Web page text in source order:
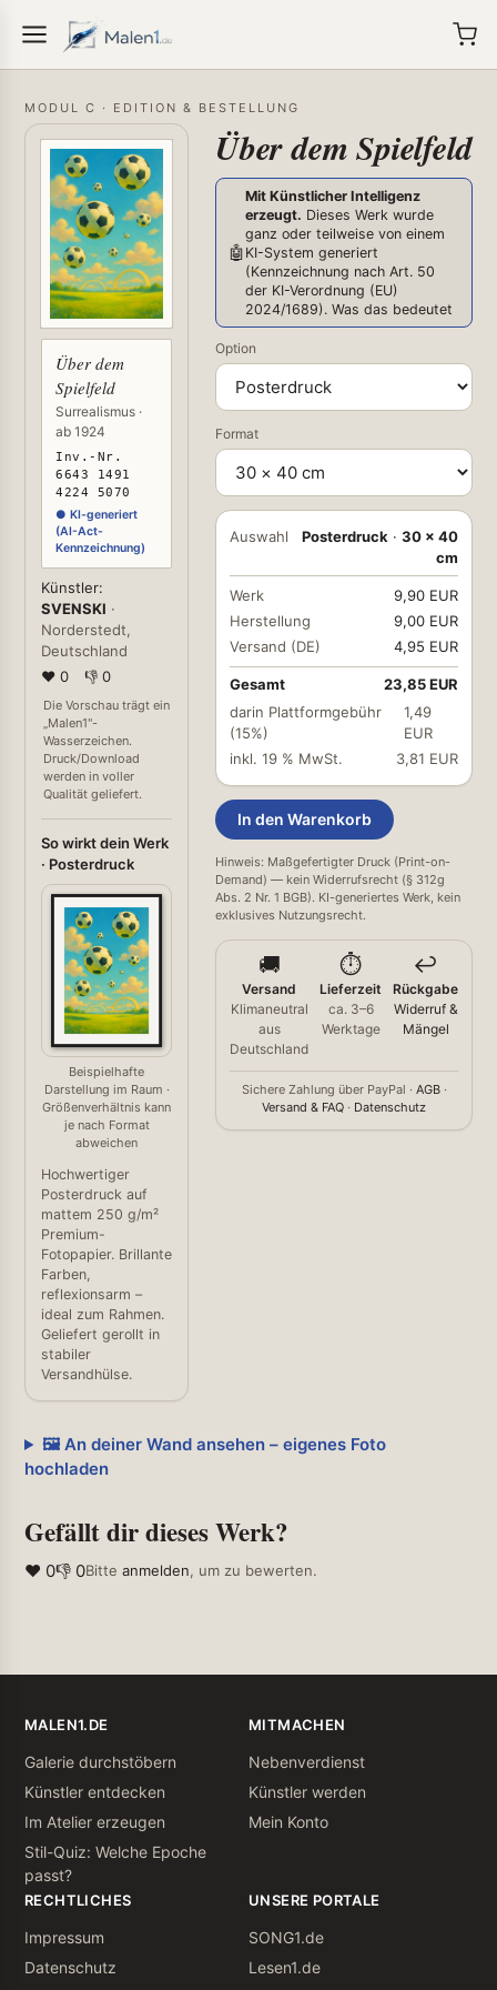
MODUL C · EDITION & BESTELLUNG
Über dem
Spielfeld
Surrealismus ·
ab 1924
Inv.-Nr.
6643 1491
4224 5070
● KI-generiert
(AI-Act-
Kennzeichnung)
Künstler:
SVENSKI ·
Norderstedt,
Deutschland
❤ 0
👎 0
Die Vorschau trägt ein
„Malen1"-
Wasserzeichen.
Druck/Download
werden in voller
Qualität geliefert.
So wirkt dein Werk
· Posterdruck
Beispielhafte
Darstellung im Raum ·
Größenverhältnis kann
je nach Format
abweichen
Hochwertiger
Posterdruck auf
mattem 250 g/m²
Premium-
Fotopapier. Brillante
Farben,
reflexionsarm –
ideal zum Rahmen.
Geliefert gerollt in
stabiler
Versandhülse.
Über dem Spielfeld
🤖
Mit Künstlicher Intelligenz
erzeugt. Dieses Werk wurde
ganz oder teilweise von einem
KI-System generiert
(Kennzeichnung nach Art. 50
der KI-Verordnung (EU)
2024/1689). Was das bedeutet
Option
Format
Auswahl Posterdruck · 30 × 40
cm
Werk
9,90 EUR
Herstellung
9,00 EUR
Versand (DE)
4,95 EUR
Gesamt
23,85 EUR
darin Plattformgebühr
(15%)
1,49
EUR
inkl. 19 % MwSt.
3,81 EUR
In den Warenkorb
Hinweis: Maßgefertigter Druck (Print-on-
Demand) — kein Widerrufsrecht (§ 312g
Abs. 2 Nr. 1 BGB). KI-generiertes Werk, kein
exklusives Nutzungsrecht.
🚚
Versand
Klimaneutral
aus
Deutschland
⏱️
Lieferzeit
ca. 3–6
Werktage
↩️
Rückgabe
Widerruf &
Mängel
Sichere Zahlung über PayPal · AGB·
Versand & FAQ · Datenschutz
🖼️ An deiner Wand ansehen – eigenes Foto
hochladen
Gefällt dir dieses Werk?
❤ 0👎 0Bitte anmelden, um zu bewerten.
MALEN1.DE
Galerie durchstöbern
Künstler entdecken
Im Atelier erzeugen
Stil-Quiz: Welche Epoche
passt?
MITMACHEN
Nebenverdienst
Künstler werden
Mein Konto
RECHTLICHES
Impressum
Datenschutz
UNSERE PORTALE
SONG1.de
Lesen1.de